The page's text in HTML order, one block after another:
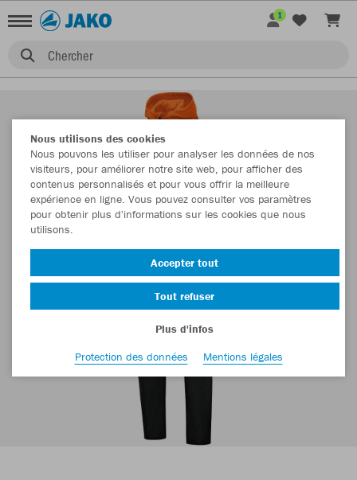
Chercher
1
Nous utilisons des cookies
Nous pouvons les utiliser pour analyser les données de nos
visiteurs, pour améliorer notre site web, pour afficher des
contenus personnalisés et pour vous offrir la meilleure
expérience en ligne. Vous pouvez consulter vos paramètres
pour obtenir plus d'informations sur les cookies que nous
utilisons.
Accepter tout
Tout refuser
Plus d'infos
Protection des données
Mentions légales